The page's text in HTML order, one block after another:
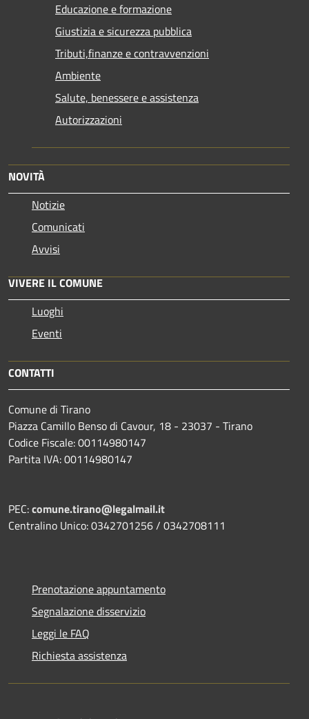
Educazione e formazione
Giustizia e sicurezza pubblica
Tributi,finanze e contravvenzioni
Ambiente
Salute, benessere e assistenza
Autorizzazioni
NOVITÀ
Notizie
Comunicati
Avvisi
VIVERE IL COMUNE
Luoghi
Eventi
CONTATTI
Comune di Tirano
Piazza Camillo Benso di Cavour, 18 - 23037 - Tirano
Codice Fiscale: 00114980147
Partita IVA: 00114980147
PEC:comune.tirano@legalmail.it
Centralino Unico: 0342701256 / 0342708111
Prenotazione appuntamento
Segnalazione disservizio
Leggi le FAQ
Richiesta assistenza